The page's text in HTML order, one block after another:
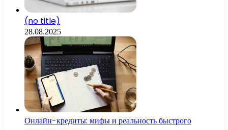
(no title)
28.08.2025
Онлайн-кредиты: мифы и реальность быстрого